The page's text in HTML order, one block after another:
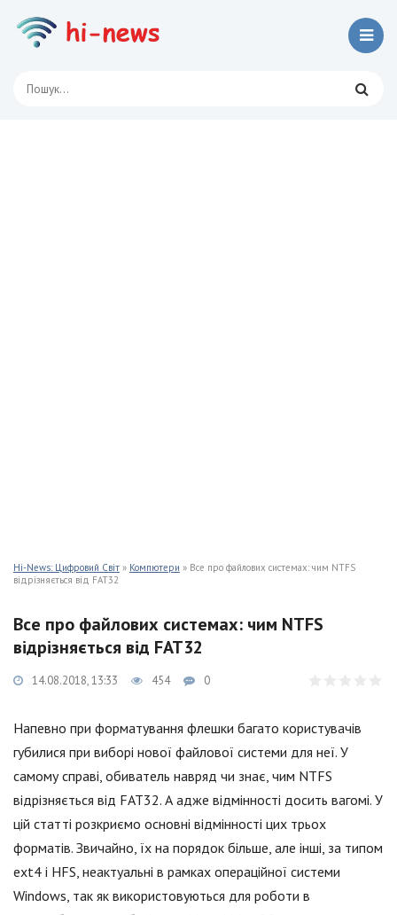
Hi-News: Цифровий Світ » Компютери » Все про файлових системах: чим NTFS
відрізняється від FAT32
Все про файлових системах: чим NTFS
відрізняється від FAT32
14.08.2018, 13:33 454 0
Напевно при форматування флешки багато користувачів
губилися при виборі нової файлової системи для неї. У
самому справі, обиватель навряд чи знає, чим NTFS
відрізняється від FAT32. А адже відмінності досить вагомі. У
цій статті розкриємо основні відмінності цих трьох
форматів. Звичайно, їх на порядок більше, але інші, за типом
ext4 і HFS, неактуальні в рамках операційної системи
Windows, так як використовуються для роботи в